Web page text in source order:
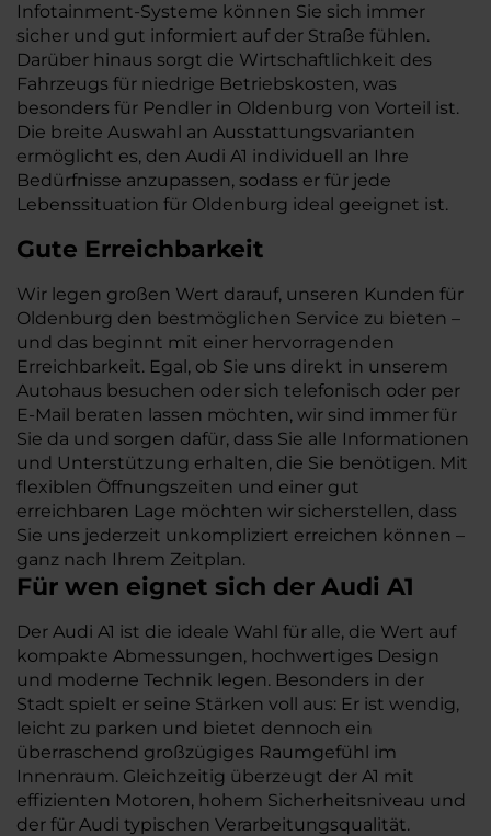
Infotainment-Systeme können Sie sich immer
sicher und gut informiert auf der Straße fühlen.
Darüber hinaus sorgt die Wirtschaftlichkeit des
Fahrzeugs für niedrige Betriebskosten, was
besonders für Pendler in Oldenburg von Vorteil ist.
Die breite Auswahl an Ausstattungsvarianten
ermöglicht es, den Audi A1 individuell an Ihre
Bedürfnisse anzupassen, sodass er für jede
Lebenssituation für Oldenburg ideal geeignet ist.
Gute Erreichbarkeit
Wir legen großen Wert darauf, unseren Kunden für
Oldenburg den bestmöglichen Service zu bieten –
und das beginnt mit einer hervorragenden
Erreichbarkeit. Egal, ob Sie uns direkt in unserem
Autohaus besuchen oder sich telefonisch oder per
E-Mail beraten lassen möchten, wir sind immer für
Sie da und sorgen dafür, dass Sie alle Informationen
und Unterstützung erhalten, die Sie benötigen. Mit
flexiblen Öffnungszeiten und einer gut
erreichbaren Lage möchten wir sicherstellen, dass
Sie uns jederzeit unkompliziert erreichen können –
ganz nach Ihrem Zeitplan.
Für wen eignet sich der Audi A1
Der Audi A1 ist die ideale Wahl für alle, die Wert auf
kompakte Abmessungen, hochwertiges Design
und moderne Technik legen. Besonders in der
Stadt spielt er seine Stärken voll aus: Er ist wendig,
leicht zu parken und bietet dennoch ein
überraschend großzügiges Raumgefühl im
Innenraum. Gleichzeitig überzeugt der A1 mit
effizienten Motoren, hohem Sicherheitsniveau und
der für Audi typischen Verarbeitungsqualität.